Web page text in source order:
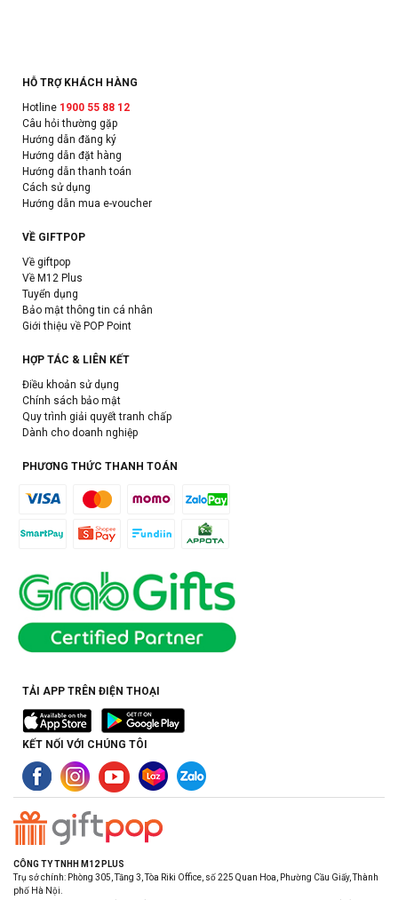
HỖ TRỢ KHÁCH HÀNG
Hotline 1900 55 88 12
Câu hỏi thường gặp
Hướng dẫn đăng ký
Hướng dẫn đặt hàng
Hướng dẫn thanh toán
Cách sử dụng
Hướng dẫn mua e-voucher
VỀ GIFTPOP
Về giftpop
Về M12 Plus
Tuyển dụng
Bảo mật thông tin cá nhân
Giới thiệu về POP Point
HỢP TÁC & LIÊN KẾT
Điều khoản sử dụng
Chính sách bảo mật
Quy trình giải quyết tranh chấp
Dành cho doanh nghiệp
PHƯƠNG THỨC THANH TOÁN
TẢI APP TRÊN ĐIỆN THOẠI
KẾT NỐI VỚI CHÚNG TÔI
CÔNG TY TNHH M12 PLUS
Trụ sở chính: Phòng 305, Tầng 3, Tòa Riki Office, số 225 Quan Hoa, Phường Cầu Giấy, Thành
phố Hà Nội.